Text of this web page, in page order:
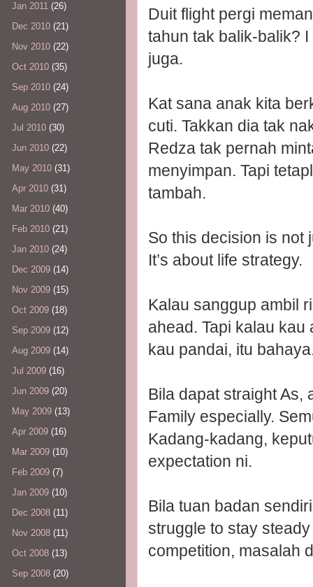
Duit flight pergi
tahun tak balik-balik?
juga.
Kat sana anak kita
cuti. Takkan dia tak
Redza tak pernah
menyimpan. Tapi
tambah.
So this decision is not
It’s about life strategy.
Kalau sanggup ambil
ahead. Tapi kalau
kau pandai, itu
Bila dapat straight As,
Family especially.
Kadang-kadang,
expectation ni.
Bila tuan badan
struggle to stay
competition, masalah
Jan 2011 (26)
Dec 2010 (21)
Nov 2010 (22)
Oct 2010 (35)
Sep 2010 (24)
Aug 2010 (27)
Jul 2010 (30)
Jun 2010 (22)
May 2010 (31)
Apr 2010 (31)
Mar 2010 (40)
Feb 2010 (21)
Jan 2010 (24)
Dec 2009 (14)
Nov 2009 (15)
Oct 2009 (18)
Sep 2009 (12)
Aug 2009 (14)
Jul 2009 (16)
Jun 2009 (20)
May 2009 (13)
Apr 2009 (16)
Mar 2009 (10)
Feb 2009 (7)
Jan 2009 (10)
Dec 2008 (11)
Nov 2008 (11)
Oct 2008 (13)
Sep 2008 (20)